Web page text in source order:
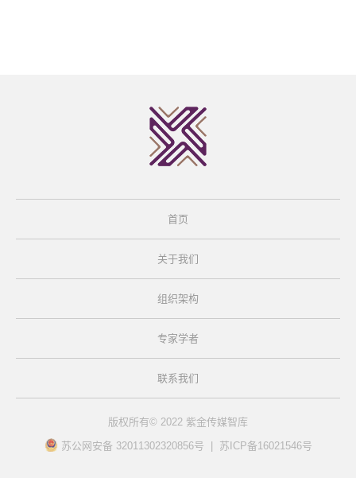
首页
关于我们
组织架构
专家学者
联系我们
版权所有© 2022 紫金传媒智库
苏公网安备 32011302320856号 | 苏ICP备16021546号